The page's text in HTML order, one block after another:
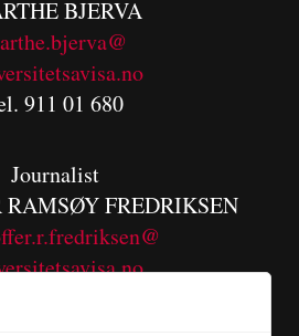
BJERVA
arthe.bjerva@
911 01 680
Journalist
RAMSØY FREDRIKSEN